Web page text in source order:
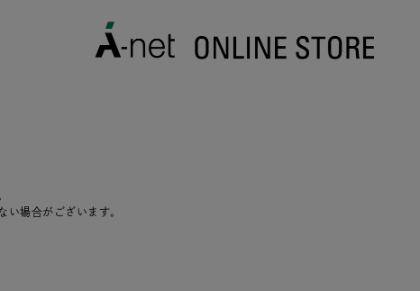
い場合がございます。